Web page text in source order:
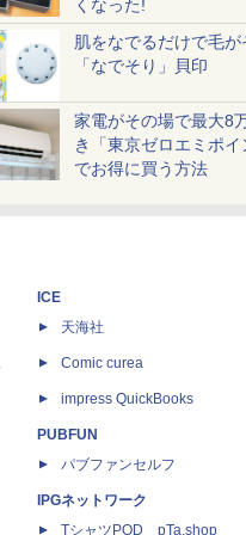
くなった!
肌をなでるだけで毛が
「なでそり」貝印
家電がその場で最大8
き「東京ゼロエミポイ
でお得に買う方法
ICE
天海社
Comic curea
impress QuickBooks
PUBFUN
パブファンセルフ
IPGネットワーク
TシャツPOD pTa.shop